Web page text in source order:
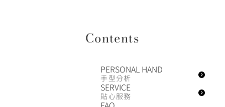
Contents
PERSONAL HAND
手型分析
SERVICE
貼心服務